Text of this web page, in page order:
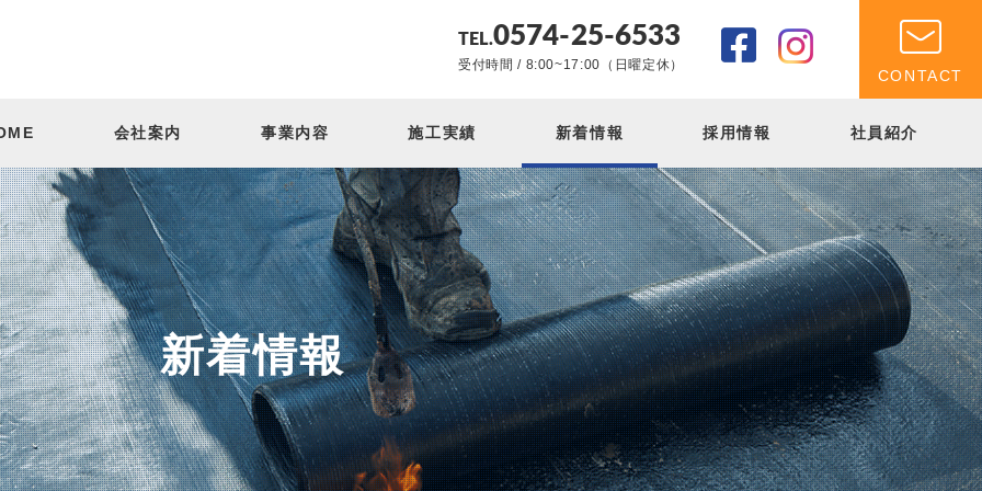
TEL.0574-25-6533
受付時間 / 8:00~17:00（日曜定休）
CONTACT
会社案内 事業内容 施工実績 新着情報 採用情報 社員紹介
新着情報